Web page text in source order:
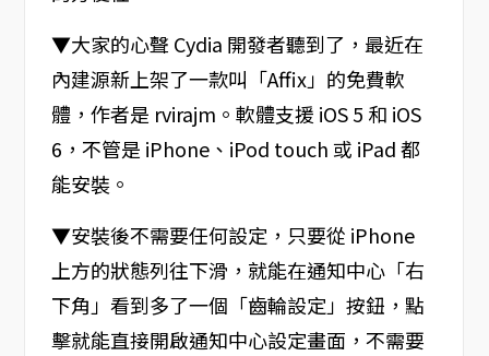
▼大家的心聲 Cydia 開發者聽到了，最近在
內建源新上架了一款叫「Affix」的免費軟
體，作者是 rvirajm。軟體支援 iOS 5 和 iOS
6，不管是 iPhone、iPod touch 或 iPad 都
能安裝。
▼安裝後不需要任何設定，只要從 iPhone
上方的狀態列往下滑，就能在通知中心「右
下角」看到多了一個「齒輪設定」按鈕，點
擊就能直接開啟通知中心設定畫面，不需要